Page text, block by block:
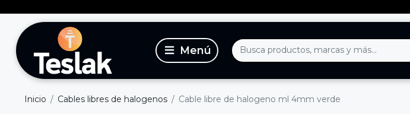
Inicio Cables libres de halogenos Cable libre de halogeno ml 4mm verde